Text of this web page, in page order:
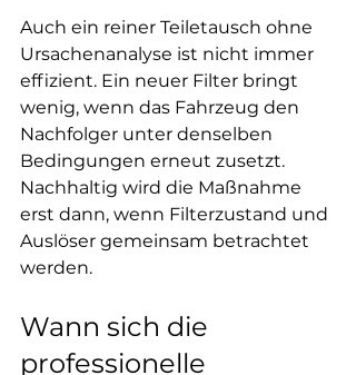
Auch ein reiner Teiletausch ohne
Ursachenanalyse ist nicht immer
effizient. Ein neuer Filter bringt
wenig, wenn das Fahrzeug den
Nachfolger unter denselben
Bedingungen erneut zusetzt.
Nachhaltig wird die Maßnahme
erst dann, wenn Filterzustand und
Auslöser gemeinsam betrachtet
werden.
Wann sich die
professionelle